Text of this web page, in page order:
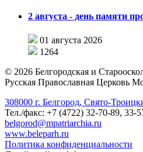
2 августа - день памяти
01 августа 2026
1264
© 2026 Белгородская и
Русская Православная Церковь
308000 г. Белгород, Свято-
Тел./факс: +7 (4722) 32-70-89, 33-
belgorod@mpatriarchia.ru
www.beleparh.ru
Политика конфиденциальности